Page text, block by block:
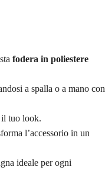
fodera in poliestere
a spalla o a mano con
tuo look.
l’accessorio in un
ideale per ogni